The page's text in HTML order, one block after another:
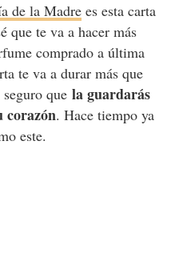
de la Madrees esta carta
que te va a hacer más
comprado a última
te va a durar más que
que la guardarás
corazón. Hace tiempo ya
este.